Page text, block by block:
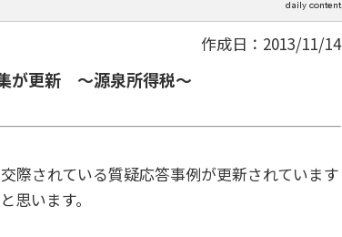
作成日：2013/11/14
が更新 ～源泉所得税～
際されている質疑応答事例が更新されています
思います。